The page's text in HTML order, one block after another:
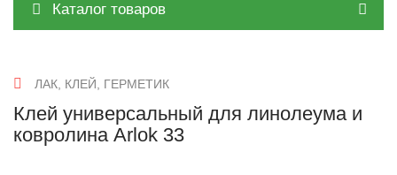
Каталог товаров
ЛАК, КЛЕЙ, ГЕРМЕТИК
Клей универсальный для линолеума и
ковролина Arlok 33